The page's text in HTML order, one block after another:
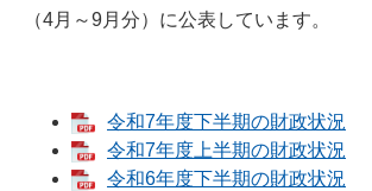
（4月～9月分）に公表しています。
令和7年度下半期の財政状況
令和7年度上半期の財政状況
令和6年度下半期の財政状況